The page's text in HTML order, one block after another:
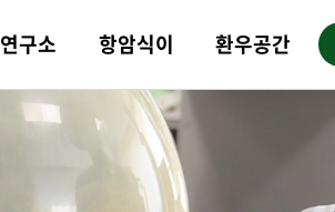
연구소 항암식이 환우공간